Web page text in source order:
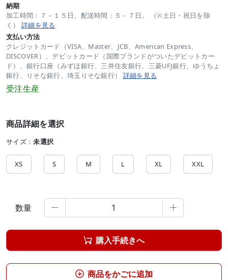
納期
加工時間：７－１５日、配送時間：５－７日。 （※土日・祝日を除
く） 詳細を見る
支払い方法
クレジットカード（VISA、Master、JCB、American Express、
DISCOVER）、デビットカード（国際ブランドがついたデビットカー
ド）、銀行口座（みずほ銀行、三井住友銀行、三菱UFJ銀行、ゆうちょ
銀行、りそな銀行、埼玉りそな銀行） 詳細を見る
受注生産
商品詳細を選択
サイズ：未選択
XS S M L XL XXL
数量  
 購入手続きへ
 商品をかごに追加